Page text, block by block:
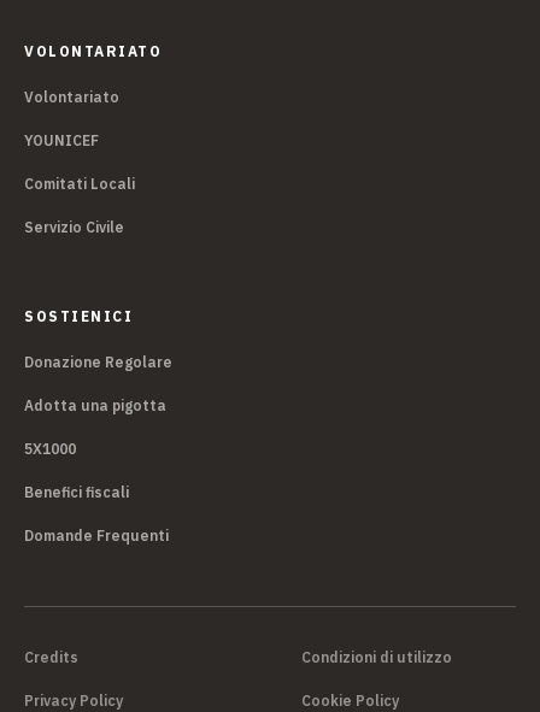
VOLONTARIATO
Volontariato
YOUNICEF
Comitati Locali
Servizio Civile
SOSTIENICI
Donazione Regolare
Adotta una pigotta
5X1000
Benefici fiscali
Domande Frequenti
Credits Condizioni di utilizzo
Privacy Policy Cookie Policy